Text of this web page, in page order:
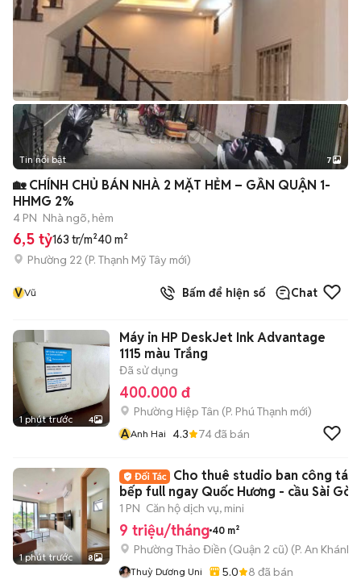
+2
Tin nổi bật 7
🏡 CHÍNH CHỦ BÁN NHÀ 2 MẶT HẺM – GẦN QUẬN 1-
HHMG 2%
4 PN Nhà ngõ, hẻm
6,5 tỷ163 tr/m²40 m²
Phường 22 (P. Thạnh Mỹ Tây mới)
VVũ Bấm để hiện số Chat
1 phút trước 4
Máy in HP DeskJet Ink Advantage
1115 màu Trắng
Đã sử dụng
400.000 đ
Phường Hiệp Tân (P. Phú Thạnh mới)
AAnh Hai 4.3 74đã bán
1 phút trước 8
Cho thuê studio ban công tách
bếp full ngay Quốc Hương - cầu Sài Gòn
1 PN Căn hộ dịch vụ, mini
9 triệu/tháng 40 m²
Phường Thảo Điền (Quận 2 cũ) (P. An Khánh
Thuỳ Dương Uni 5.0 8 đã bán